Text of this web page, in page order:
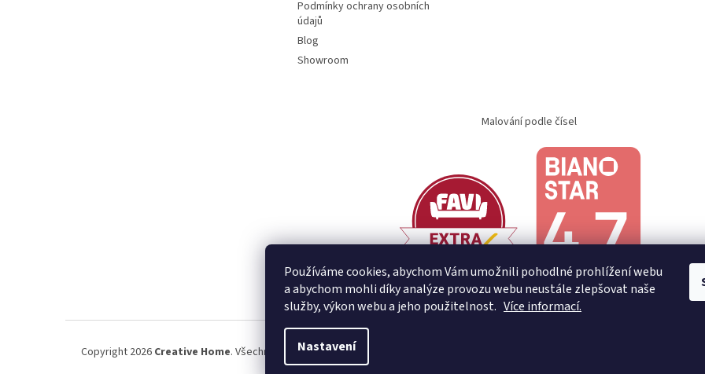
Používáme cookies, abychom Vám umožnili pohodlné prohlížení webu
a abychom mohli díky analýze provozu webu neustále zlepšovat naše
služby, výkon webu a jeho použitelnost. Více informací.
Nastavení
Podmínky ochrany osobních
údajů
Blog
Showroom
Malování podle čísel
Copyright 2026 Creative Home. Všechna práva vyhrazena.